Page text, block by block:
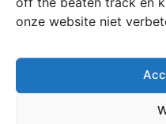
onze website niet
Centraal-
Dit steppeklimaat is heet
tussen de 25 graden
zelfs over de 40 graden
Ondanks de hitte is de